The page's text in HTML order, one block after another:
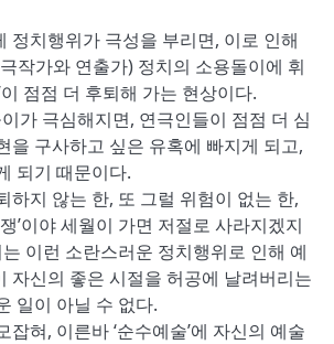
정치행위가 극성을 부리면, 이로 인해
작가와 연출가) 정치의 소용돌이에 휘
이 점점 더 후퇴해 가는 현상이다.
가 극심해지면, 연극인들이 점점 더 심
을 구사하고 싶은 유혹에 빠지게 되고,
되기 때문이다.
하지 않는 한, 또 그럴 위험이 없는 한,
쟁’이야 세월이 가면 저절로 사라지겠지
이런 소란스러운 정치행위로 인해 예
자신의 좋은 시절을 허공에 날려버리는
일이 아닐 수 없다.
잡혀, 이른바 ‘순수예술’에 자신의 예술